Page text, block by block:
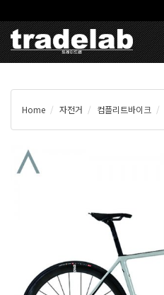
Home 자전거 컴플리트바이크